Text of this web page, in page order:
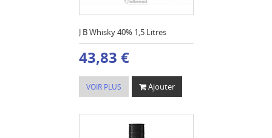
J B Whisky 40% 1,5 Litres
43,83 €
VOIR PLUS Ajouter